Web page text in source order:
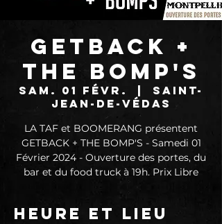
GETBACK +
THE BOMP'S
sam. 01 févr.
Saint-
Jean-de-Védas
LA TAF et BOOMERANG présentent
GETBACK + THE BOMP'S - Samedi 01
Février 2024 - Ouverture des portes, du
bar et du food truck à 19h. Prix Libre
Heure et lieu